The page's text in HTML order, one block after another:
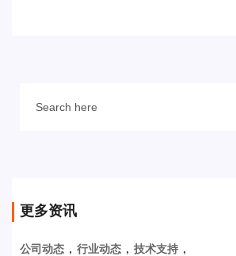
更多资讯
公司动态 ， 行业动态 ， 技术支持 ，